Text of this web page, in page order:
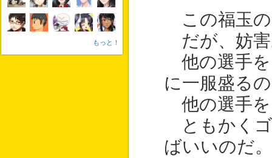
この福玉の
だが、妨
他の選手を
に一服盛る
他の選手を
ともかくゴ
ばいいのだ。
もっと！